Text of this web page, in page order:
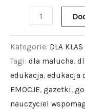
Kategorie: DLA
Tagi: dla malucha,
edukacja, edukacja
EMOCJE, gazetki,
nauczyciel